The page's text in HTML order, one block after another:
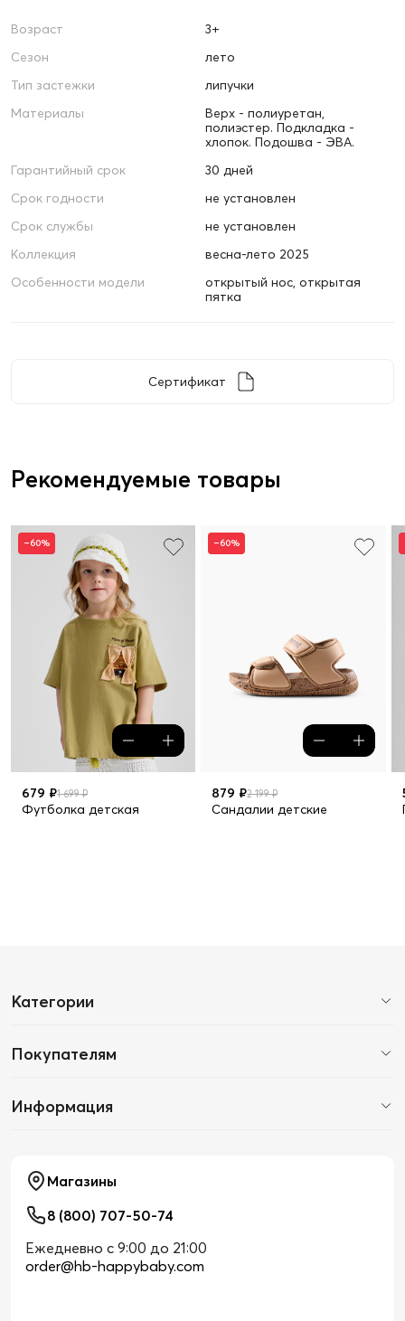
Возраст
3+
Сезон
лето
Тип застежки
липучки
Материалы
Верх - полиуретан,
полиэстер. Подкладка -
хлопок. Подошва - ЭВА.
Гарантийный срок
30 дней
Срок годности
не установлен
Срок службы
не установлен
Коллекция
весна-лето 2025
Особенности модели
открытый нос, открытая
пятка
Сертификат
Рекомендуемые товары
–60%
679 ₽1 699 ₽
Футболка детская
–60%
879 ₽2 199 ₽
Сандалии детские
Категории
Покупателям
Информация
Магазины
8 (800) 707-50-74
Ежедневно с 9:00 до 21:00
order@hb-happybaby.com